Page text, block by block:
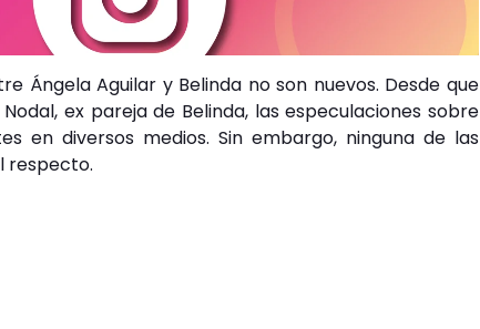
Ángela Aguilar y Belinda no son nuevos. Desde que
ex pareja de Belinda, las especulaciones sobre
en diversos medios. Sin embargo, ninguna de las
respecto.